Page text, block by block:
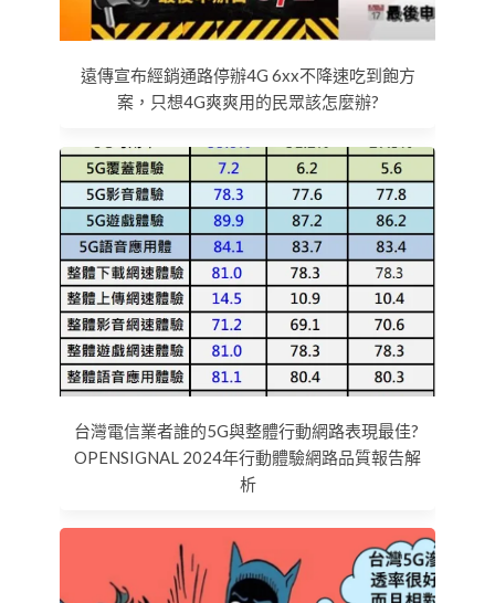
遠傳宣布經銷通路停辦4G 6xx不降速吃到飽方
案，只想4G爽爽用的民眾該怎麼辦?
台灣電信業者誰的5G與整體行動網路表現最佳?
OPENSIGNAL 2024年行動體驗網路品質報告解
析